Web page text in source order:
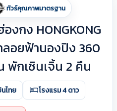
ทัวร์คุณภาพมาตรฐาน
งกง HONGKONG
ลอยฟ้านองปิง 360
พักเซินเจิ้น 2 คืน
ไทย โรงแรม 4 ดาว